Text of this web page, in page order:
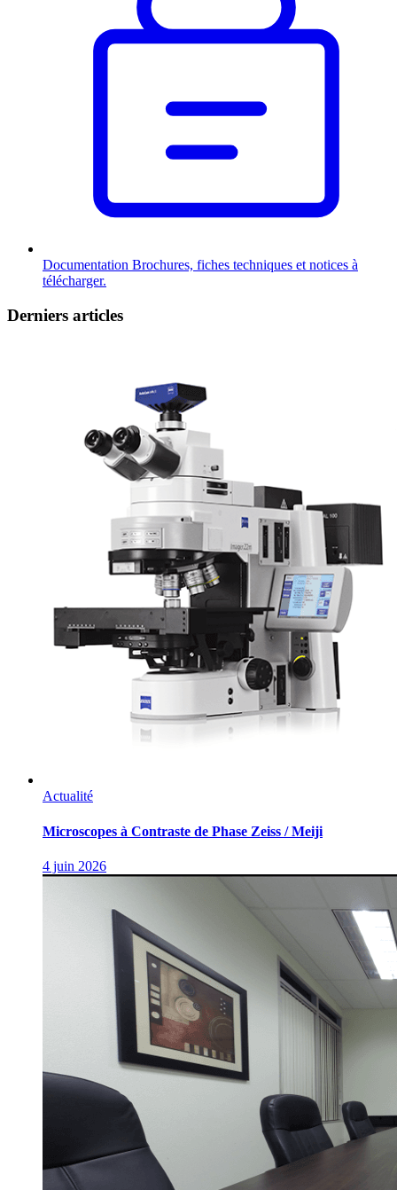
Documentation Brochures, fiches techniques et notices à
télécharger.
Derniers articles
Actualité
Microscopes à Contraste de Phase Zeiss / Meiji
4 juin 2026